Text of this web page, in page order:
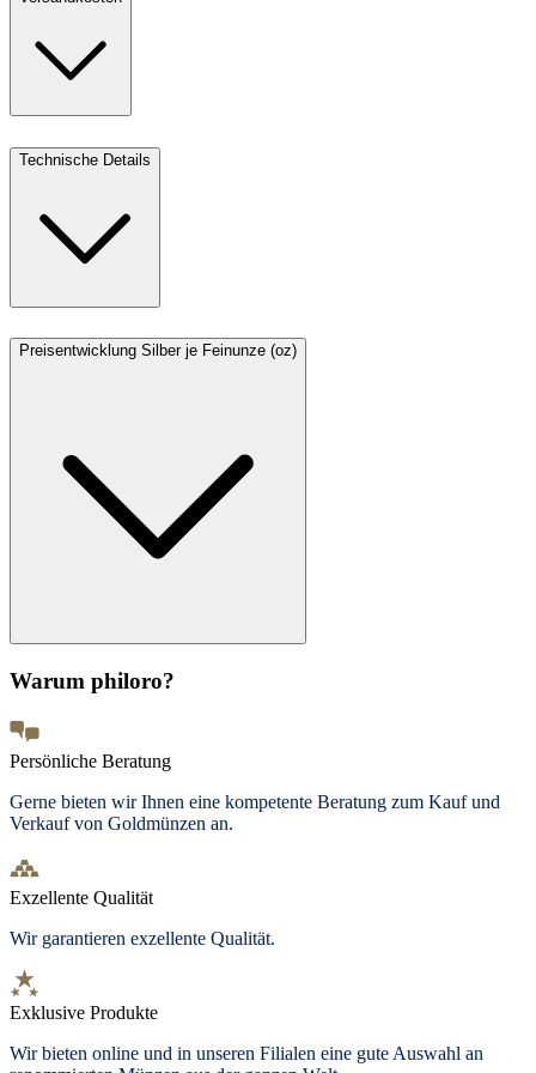
Technische Details
Preisentwicklung Silber je Feinunze (oz)
Warum philoro?
Persönliche Beratung
Gerne bieten wir Ihnen eine kompetente Beratung zum Kauf und
Verkauf von Goldmünzen an.
Exzellente Qualität
Wir garantieren exzellente Qualität.
Exklusive Produkte
Wir bieten online und in unseren Filialen eine gute Auswahl an